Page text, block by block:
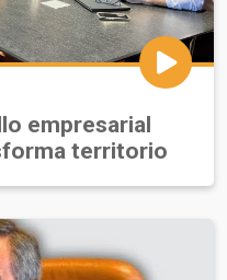
empresarial
territorio